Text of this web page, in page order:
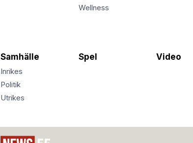
Wellness
Samhälle
Inrikes
Politik
Utrikes
Spel Video